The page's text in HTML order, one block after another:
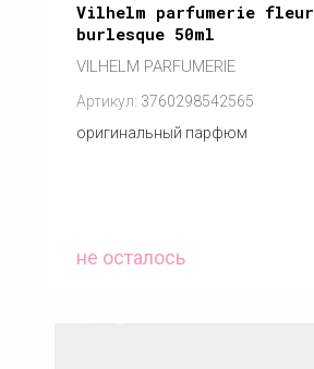
Vilhelm parfumerie fleur
burlesque 50ml
VILHELM PARFUMERIE
Артикул: 3760298542565
оригинальный парфюм
не осталось